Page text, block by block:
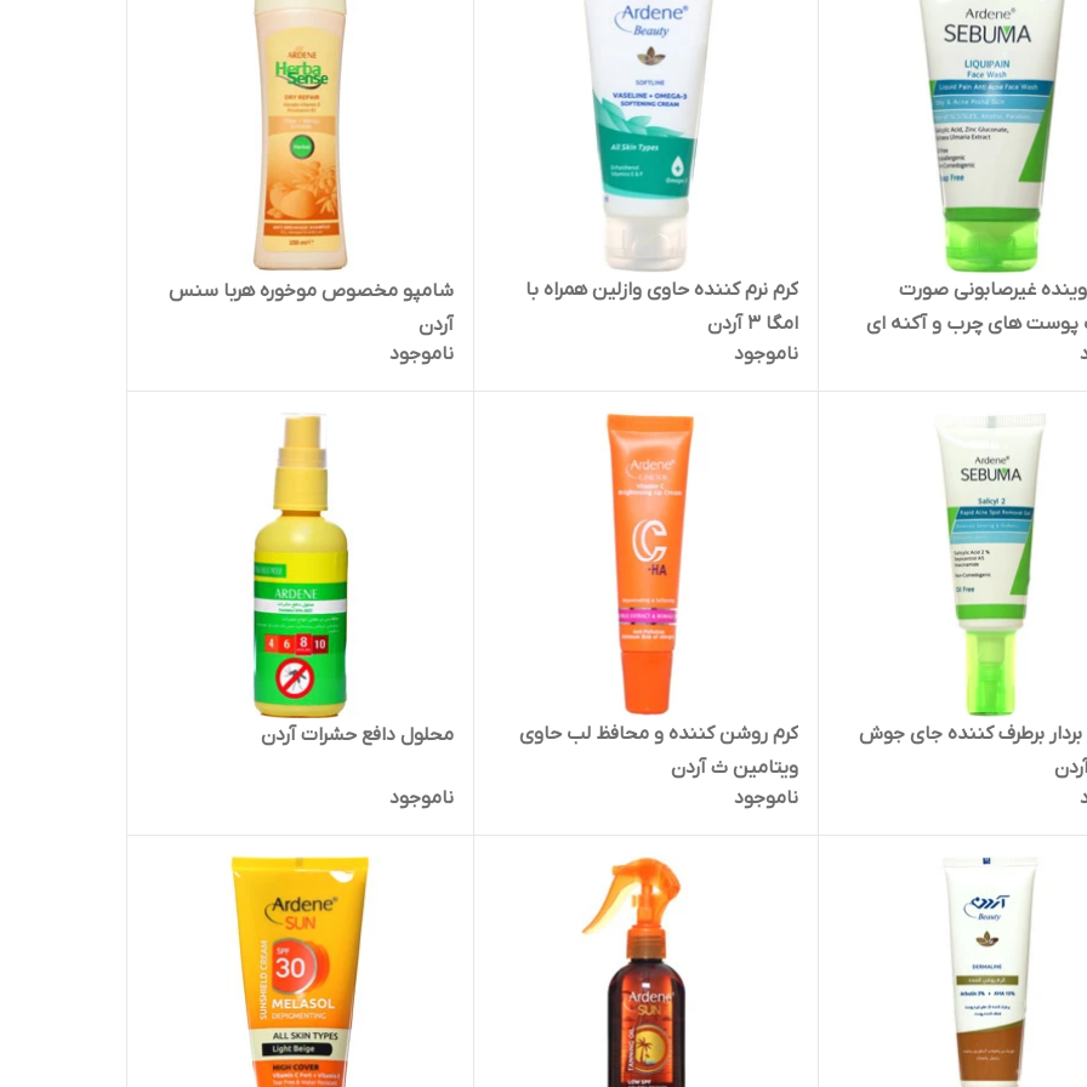
غیرصابونی صورت
های چرب و آکنه ای
کرم نرم کننده حاوی وازلین همراه با
امگا 3 آردن
ناموجود
شامپو مخصوص موخوره هربا سنس
آردن
ناموجود
بردار برطرف کننده جای جوش
کرم روشن کننده و محافظ لب حاوی
ویتامین ث آردن
ناموجود
محلول دافع حشرات آردن
ناموجود